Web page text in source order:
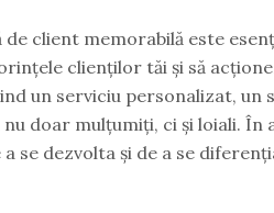
client memorabilă este
clienților tăi și să
un serviciu personalizat, un
doar mulțumiți, ci și loiali. În
se dezvolta și de a se